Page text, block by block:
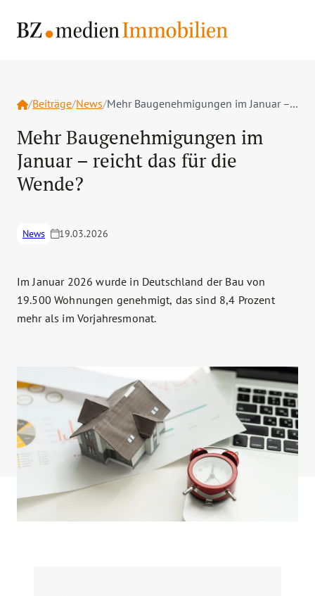
Home
/Beiträge/News/ Mehr Baugenehmigungen im Januar – reicht das für die Wende?
Mehr Baugenehmigungen im
Januar – reicht das für die
Wende?
News 19.03.2026
Im Januar 2026 wurde in Deutschland der Bau von
19.500 Wohnungen genehmigt, das sind 8,4 Prozent
mehr als im Vorjahresmonat.